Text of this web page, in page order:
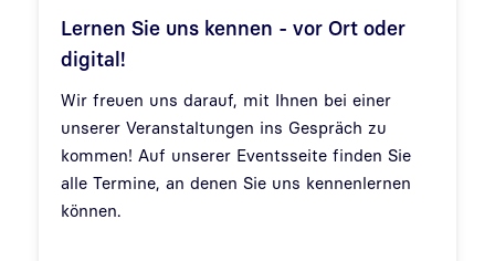
Lernen Sie uns kennen - vor Ort oder
digital!
Wir freuen uns darauf, mit Ihnen bei einer
unserer Veranstaltungen ins Gespräch zu
kommen! Auf unserer Eventsseite finden Sie
alle Termine, an denen Sie uns kennenlernen
können.